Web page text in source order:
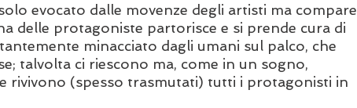
evocato dalle movenze degli artisti ma compare
delle protagoniste partorisce e si prende cura di
minacciato dagli umani sul palco, che
talvolta ci riescono ma, come in un sogno,
rivivono (spesso trasmutati) tutti i protagonisti in